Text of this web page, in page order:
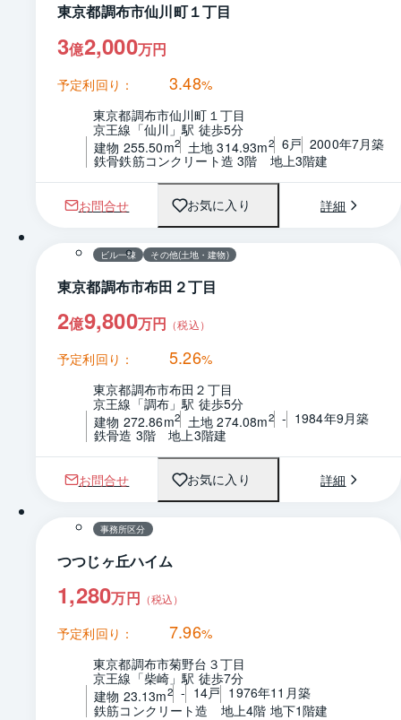
東京都調布市仙川町１丁目
3億2,000万円
予定利回り： 3.48%
東京都調布市仙川町１丁目
京王線「仙川」駅 徒歩5分
建物 255.50m2 土地 314.93m2 6戸 2000年7月築
鉄骨鉄筋コンクリート造 3階　地上3階建
お問合せ お気に入り 詳細
1 / 0 間取り
ビル一棟 その他(土地・建物)
東京都調布市布田２丁目
2億9,800万円 （税込）
予定利回り： 5.26%
東京都調布市布田２丁目
京王線「調布」駅 徒歩5分
建物 272.86m2 土地 274.08m2 - 1984年9月築
鉄骨造 3階　地上3階建
お問合せ お気に入り 詳細
1 / 0 間取り
事務所区分
つつじヶ丘ハイム
1,280万円 （税込）
予定利回り： 7.96%
東京都調布市菊野台３丁目
京王線「柴崎」駅 徒歩7分
建物 23.13m2 - 14戸 1976年11月築
鉄筋コンクリート造　地上4階 地下1階建